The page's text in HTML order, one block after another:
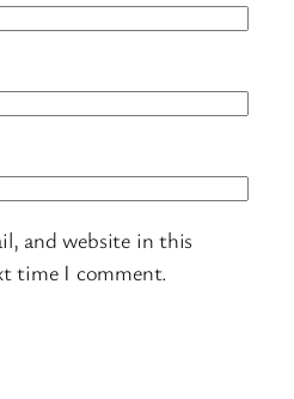
and website in this
time I comment.